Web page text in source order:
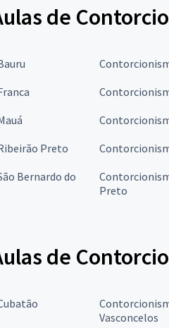
de
Preto
Bernardo do
Preto
de
Vasconcelos